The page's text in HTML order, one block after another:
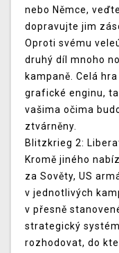
nebo Němce,
dopravujte jim
Oproti svému
druhý díl mnoho
kampaně. Celá
grafické enginu,
vašima očima
ztvárněny.
Blitzkrieg 2:
Kromě jiného
za Sověty, US
v jednotlivých
v přesně
strategický
rozhodovat, do